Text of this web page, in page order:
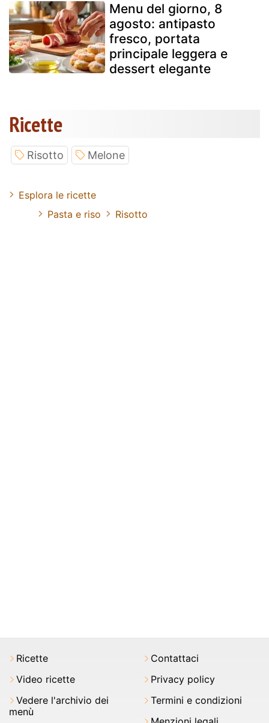
Menu del giorno, 8
agosto: antipasto
fresco, portata
principale leggera e
dessert elegante
Ricette
Risotto Melone
Esplora le ricette
Pasta e riso
Risotto
Ricette
Video ricette
Vedere l'archivio dei
menù
Contattaci
Privacy policy
Termini e condizioni